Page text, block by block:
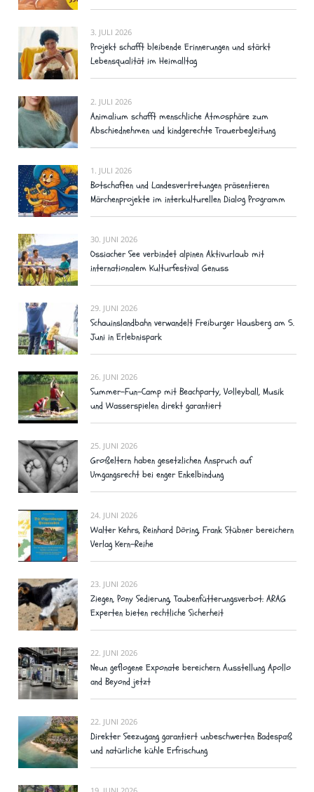
3. JULI 2026
Projekt schafft bleibende Erinnerungen und stärkt
Lebensqualität im Heimalltag
2. JULI 2026
Animalium schafft menschliche Atmosphäre zum
Abschiednehmen und kindgerechte Trauerbegleitung
1. JULI 2026
Botschaften und Landesvertretungen präsentieren
Märchenprojekte im interkulturellen Dialog Programm
30. JUNI 2026
Ossiacher See verbindet alpinen Aktivurlaub mit
internationalem Kulturfestival Genuss
29. JUNI 2026
Schauinslandbahn verwandelt Freiburger Hausberg am 5.
Juni in Erlebnispark
26. JUNI 2026
Summer-Fun-Camp mit Beachparty, Volleyball, Musik
und Wasserspielen direkt garantiert
25. JUNI 2026
Großeltern haben gesetzlichen Anspruch auf
Umgangsrecht bei enger Enkelbindung
24. JUNI 2026
Walter Kehrs, Reinhard Döring, Frank Stübner bereichern
Verlag Kern-Reihe
23. JUNI 2026
Ziegen, Pony Sedierung, Taubenfütterungsverbot: ARAG
Experten bieten rechtliche Sicherheit
22. JUNI 2026
Neun geflogene Exponate bereichern Ausstellung Apollo
and Beyond jetzt
22. JUNI 2026
Direkter Seezugang garantiert unbeschwerten Badespaß
und natürliche kühle Erfrischung